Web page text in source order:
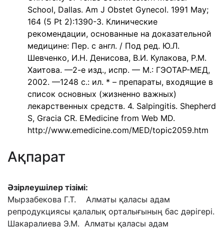
School, Dallas. Am J Obstet Gynecol. 1991 May;
164 (5 Pt 2):1390-3. Клинические
рекомендации, основанные на доказательной
медицине: Пер. с англ. / Под ред. Ю.Л.
Шевченко, И.Н. Денисова, В.И. Кулакова, Р.М.
Хаитова. —2-е изд., испр. — М.: ГЭОТАР-МЕД,
2002. —1248 с.: ил. * – препараты, входящие в
список основных (жизненно важных)
лекарственных средств. 4. Salpingitis. Shepherd
S, Gracia CR. EMedicine from Web MD.
http://www.emedicine.com/MED/topic2059.htm
Ақпарат
Əзірлеушілер тізімі:
Мырзабекова Г.Т. Алматы қаласы адам
репродукциясы қалалық орталығының бас дəрігері.
Шакаралиева Э.М. Алматы қаласы адам